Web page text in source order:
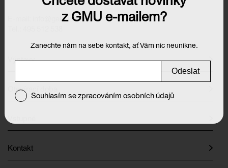
info@galeriehk.cz
Výstavy
Otevírací doba
Kontakt
z GMU e-mailem?
Zanechte nám na sebe kontakt, ať Vám nic neunikne.
Odeslat
Souhlasím se zpracováním osobních údajů